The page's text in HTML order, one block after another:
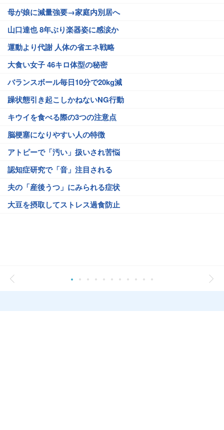
母が娘に減量強要→家庭内別居へ
山口達也 8年ぶり楽器姿に感涙か
運動より代謝 人体の省エネ戦略
大食い女子 46キロ体型の秘密
バランスボール毎日10分で20kg減
躁状態引き起こしかねないNG行動
キウイを食べる際の3つの注意点
脳梗塞になりやすい人の特徴
アトピーで「汚い」扱いされ苦悩
認知症研究で「音」注目される
夫の「産後うつ」にみられる症状
大豆を摂取してストレス過食防止